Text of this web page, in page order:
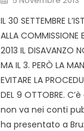
on
IL 30 SETTEMBRE
ALLA COMMISSIONE
2013 IL DISAVANZO
MA IL 3. PERÒ LA
EVITARE LA
DEL 9 OTTOBRE.
non va nei conti
ha presentato a